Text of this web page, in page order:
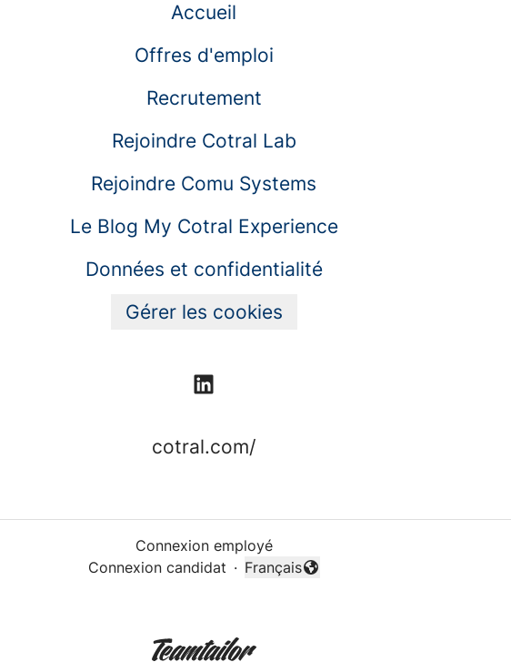
Accueil
Offres d'emploi
Recrutement
Rejoindre Cotral Lab
Rejoindre Comu Systems
Le Blog My Cotral Experience
Données et confidentialité
Gérer les cookies
cotral.com/
Connexion employé
Connexion candidat ·
Changer la langue
Français